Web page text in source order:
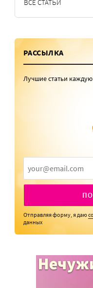
ВСЕ СТАТЬИ
РАССЫЛКА
Лучшие статьи
Отправляя форму, я даю
данных